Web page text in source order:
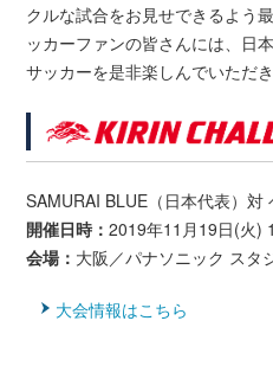
クルな試合をお見せできるよう
ッカーファンの皆さんには、日
サッカーを是非楽しんでいただ
SAMURAI BLUE（日本代表）対
開催日時：2019年11月19日(火)
会場： 大阪／パナソニック スタ
大会情報はこちら